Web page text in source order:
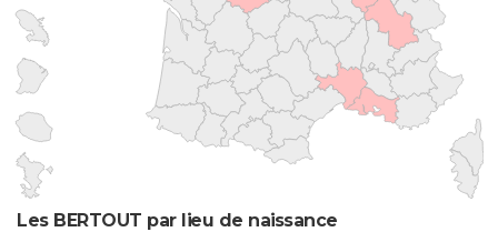
Les BERTOUT par lieu de naissance